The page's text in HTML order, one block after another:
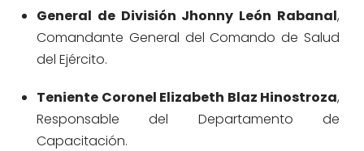
General de División Jhonny León Rabanal,
Comandante General del Comando de Salud
del Ejército.
Teniente Coronel Elizabeth Blaz Hinostroza,
Responsable del Departamento de
Capacitación.